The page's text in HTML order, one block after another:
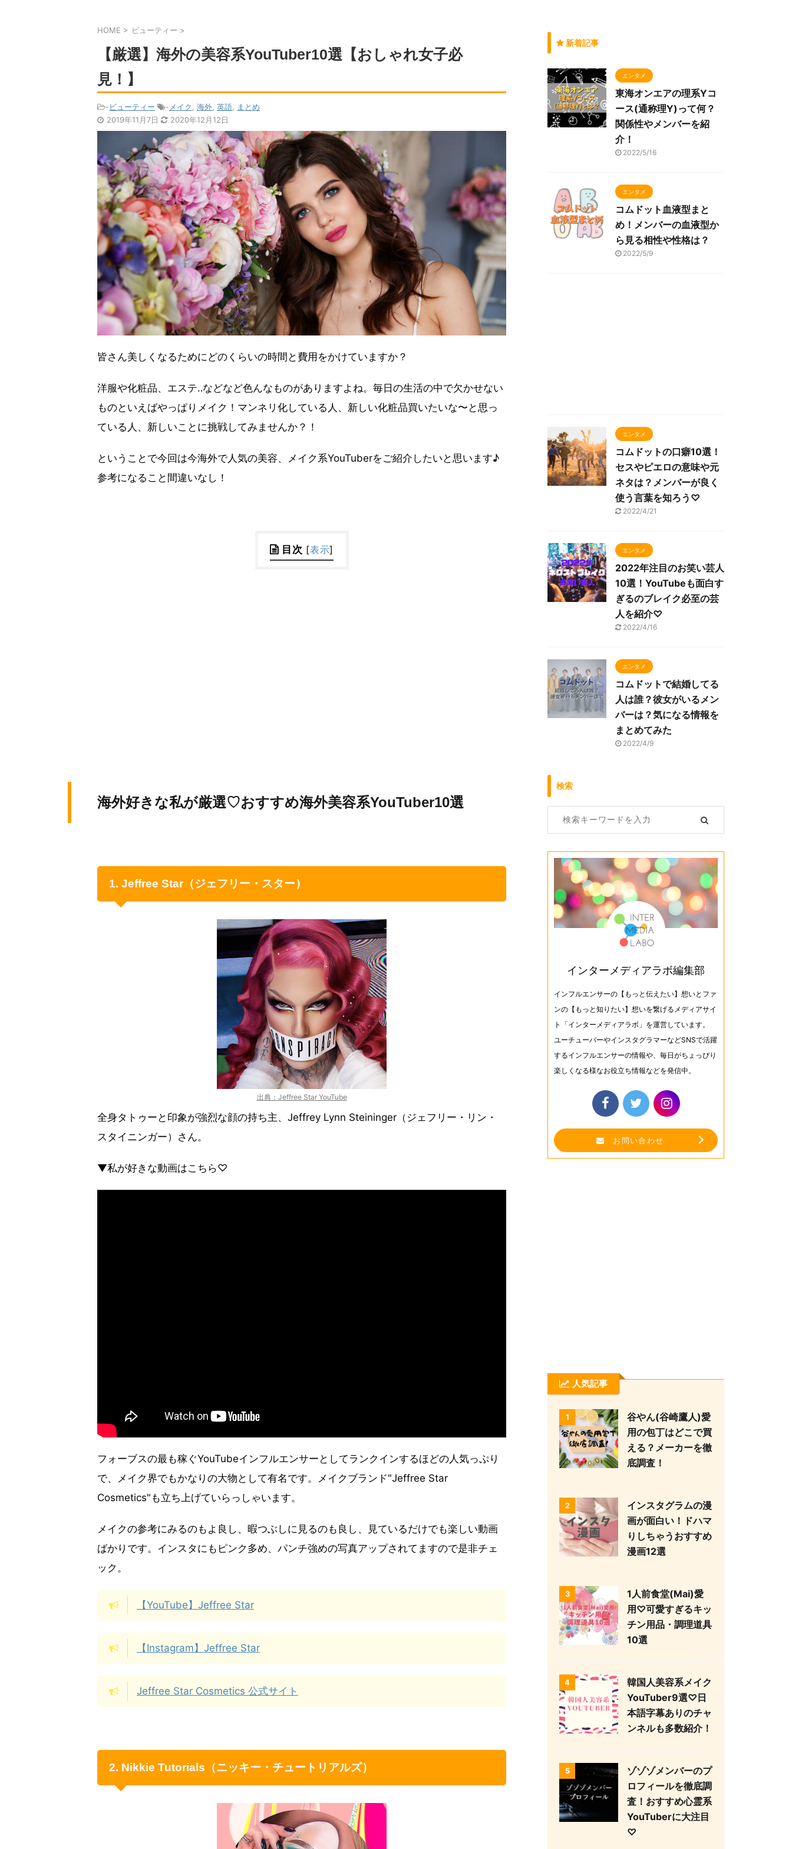
HOME > ビューティー >
【厳選】海外の美容系YouTuber10選【おしゃれ女子必
見！】
-ビューティー - メイク 海外 英語
まとめ
2019年11月7日
2020年12月12日
皆さん美しくなるためにどのくらいの時間と費用をかけていますか？
洋服や化粧品、エステ‥などなど色んなものがありますよね。毎日の生活の中で欠かせない
ものといえばやっぱりメイク！マンネリ化している人、新しい化粧品買いたいな〜と思っ
ている人、新しいことに挑戦してみませんか？！
ということで今回は今海外で人気の美容、メイク系YouTuberをご紹介したいと思います♪
参考になること間違いなし！
目次 [表示]
海外好きな私が厳選♡おすすめ海外美容系YouTuber10選
1. Jeffree Star（ジェフリー・スター）
出典：Jeffree Star YouTube
全身タトゥーと印象が強烈な顔の持ち主、Jeffrey Lynn Steininger（ジェフリー・リン・
スタイニンガー）さん。
▼私が好きな動画はこちら♡
フォーブスの最も稼ぐYouTubeインフルエンサーとしてランクインするほどの人気っぷり
で、メイク界でもかなりの大物として有名です。メイクブランド"Jeffree Star
Cosmetics"も立ち上げていらっしゃいます。
メイクの参考にみるのもよ良し、暇つぶしに見るのも良し、見ているだけでも楽しい動画
ばかりです。インスタにもピンク多め、パンチ強めの写真アップされてますので是非チェ
ック。
【YouTube】Jeffree Star
【Instagram】Jeffree Star
Jeffree Star Cosmetics 公式サイト
2. Nikkie Tutorials（ニッキー・チュートリアルズ）
新着記事
エンタメ
東海オンエアの理系Yコ
ース(通称理Y)って何？
関係性やメンバーを紹
介！
2022/5/16
エンタメ
コムドット血液型まと
め！メンバーの血液型か
ら見る相性や性格は？
2022/5/9
エンタメ
コムドットの口癖10選！
セスやピエロの意味や元
ネタは？メンバーが良く
使う言葉を知ろう♡
2022/4/21
エンタメ
2022年注目のお笑い芸人
10選！YouTubeも面白す
ぎるのブレイク必至の芸
人を紹介♡
2022/4/16
エンタメ
コムドットで結婚してる
人は誰？彼女がいるメン
バーは？気になる情報を
まとめてみた
2022/4/9
検索
インターメディアラボ編集部
インフルエンサーの【もっと伝えたい】想いとファ
ンの【もっと知りたい】想いを繋げるメディアサイ
ト「インターメディアラボ」を運営しています。
ユーチューバーやインスタグラマーなどSNSで活躍
するインフルエンサーの情報や、毎日がちょっぴり
楽しくなる様なお役立ち情報などを発信中。
お問い合わせ
人気記事
1
谷やん(谷崎鷹人)愛
用の包丁はどこで買
える？メーカーを徹
底調査！
2
インスタグラムの漫
画が面白い！ドハマ
りしちゃうおすすめ
漫画12選
3
1人前食堂(Mai)愛
用♡可愛すぎるキッ
チン用品・調理道具
10選
4
韓国人美容系メイク
YouTuber9選♡日
本語字幕ありのチャ
ンネルも多数紹介！
5
ゾゾゾメンバーのプ
ロフィールを徹底調
査！おすすめ心霊系
YouTuberに大注目
♡